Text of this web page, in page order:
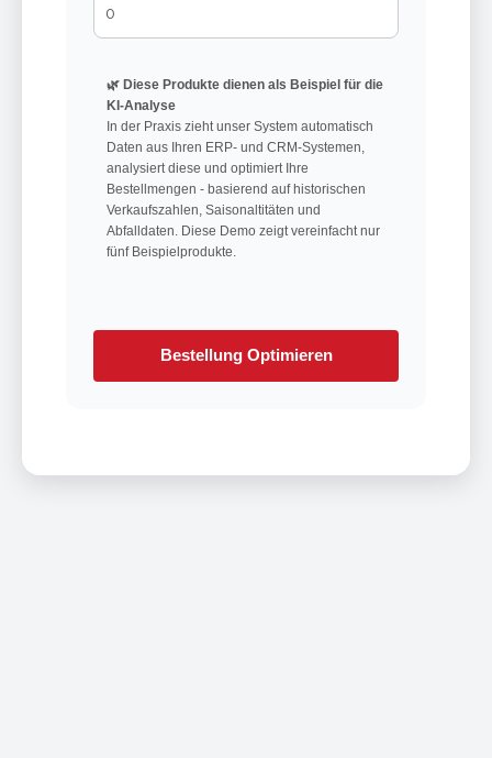
🌿 Diese Produkte dienen als Beispiel für die
KI-Analyse
In der Praxis zieht unser System automatisch
Daten aus Ihren ERP- und CRM-Systemen,
analysiert diese und optimiert Ihre
Bestellmengen - basierend auf historischen
Verkaufszahlen, Saisonaltitäten und
Abfalldaten. Diese Demo zeigt vereinfacht nur
fünf Beispielprodukte.
Bestellung Optimieren